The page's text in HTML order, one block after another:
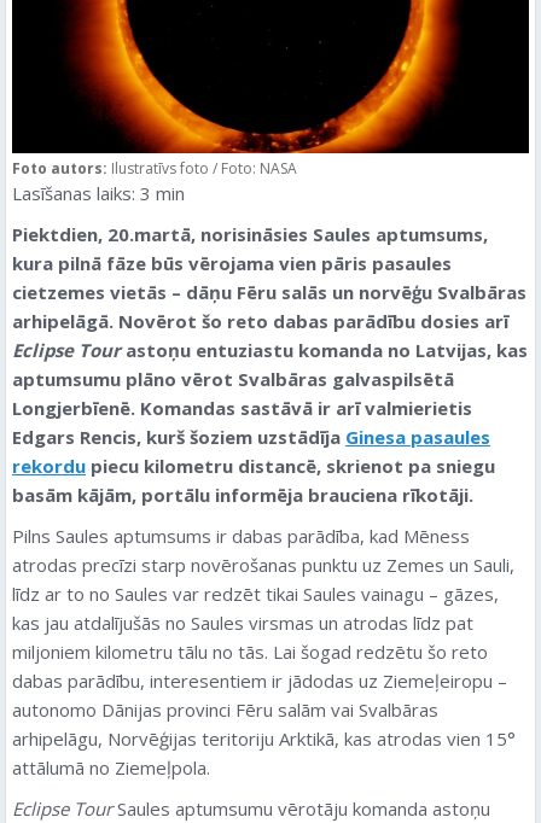
Foto autors: Ilustratīvs foto / Foto: NASA
Lasīšanas laiks: 3 min
Piektdien, 20.martā, norisināsies Saules aptumsums,
kura pilnā fāze būs vērojama vien pāris pasaules
cietzemes vietās – dāņu Fēru salās un norvēģu Svalbāras
arhipelāgā. Novērot šo reto dabas parādību dosies arī
Eclipse Tourastoņu entuziastu komanda no Latvijas, kas
aptumsumu plāno vērot Svalbāras galvaspilsētā
Longjerbīenē. Komandas sastāvā ir arī valmierietis
Edgars Rencis, kurš šoziem uzstādīja Ginesa pasaules
rekordu piecu kilometru distancē, skrienot pa sniegu
basām kājām, portālu informēja brauciena rīkotāji.
Pilns Saules aptumsums ir dabas parādība, kad Mēness
atrodas precīzi starp novērošanas punktu uz Zemes un Sauli,
līdz ar to no Saules var redzēt tikai Saules vainagu – gāzes,
kas jau atdalījušās no Saules virsmas un atrodas līdz pat
miljoniem kilometru tālu no tās. Lai šogad redzētu šo reto
dabas parādību, interesentiem ir jādodas uz Ziemeļeiropu –
autonomo Dānijas provinci Fēru salām vai Svalbāras
arhipelāgu, Norvēģijas teritoriju Arktikā, kas atrodas vien 15°
attālumā no Ziemeļpola.
Eclipse TourSaules aptumsumu vērotāju komanda astoņu